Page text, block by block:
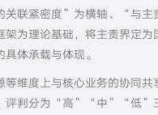
联紧密度”为横轴、“与主
理论基础，将主责界定为
体承载与体现。
维度上与核心业务的协同
。评判分为“高”“中”“低”